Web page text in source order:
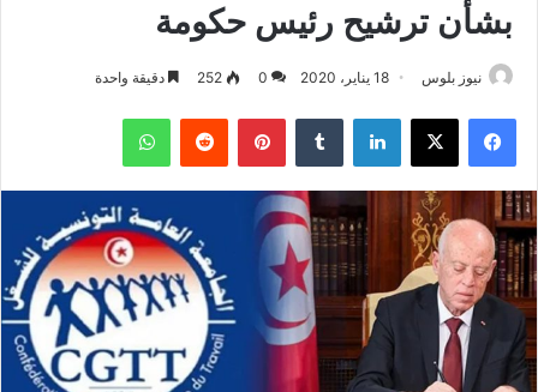
بشأن ترشيح رئيس حكومة
نيوز بلوس 18 يناير، 2020 0
252 دقيقة واحدة
فيسبوك X لينكدإن بينتيريست واتساب